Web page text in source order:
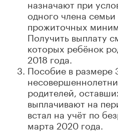
назначают при
одного члена
прожиточных
Получить выплату
которых ребёнок
2018 года.
Пособие в размере
родителей,
выплачивают на
встал на учёт по
марта 2020 года.